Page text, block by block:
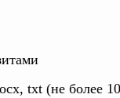
txt (не более